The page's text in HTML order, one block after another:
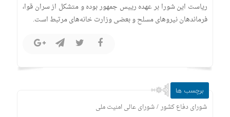
ریاست این شورا بر عهده رییس جمهور بوده و متشکل از سران قوا،
فرماندهان نیرو‌های مسلح و بعضی وزارت خانه‌های مرتبط است.
برچسب ها
شورای دفاع کشور/شورای عالی امنیت ملی